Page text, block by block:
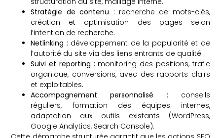
Stratégie de contenu : recherche de mots-clés,
création et optimisation des pages selon
l’intention de recherche.
Netlinking : développement de la popularité et de
l’autorité du site via des liens entrants de qualité.
Suivi et reporting : monitoring des positions, trafic
organique, conversions, avec des rapports clairs
et exploitables.
Accompagnement personnalisé : conseils
réguliers, formation des équipes internes,
adaptation aux outils existants (WordPress,
Google Analytics, Search Console).